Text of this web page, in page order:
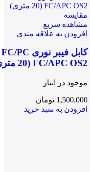
مقایسه
مشاهده سریع
افزودن به علاقه مندی
FC/APC OS2 (20 متری)
موجود در انبار
1,500,000 تومان
افزودن به سبد خرید